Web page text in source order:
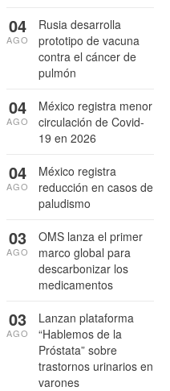
Rusia desarrolla
prototipo de vacuna
contra el cáncer de
pulmón
04
AGO
México registra menor
circulación de Covid-
19 en 2026
04
AGO
México registra
reducción en casos de
paludismo
04
AGO
OMS lanza el primer
marco global para
descarbonizar los
medicamentos
03
AGO
Lanzan plataforma
“Hablemos de la
Próstata” sobre
trastornos urinarios en
varones
03
AGO